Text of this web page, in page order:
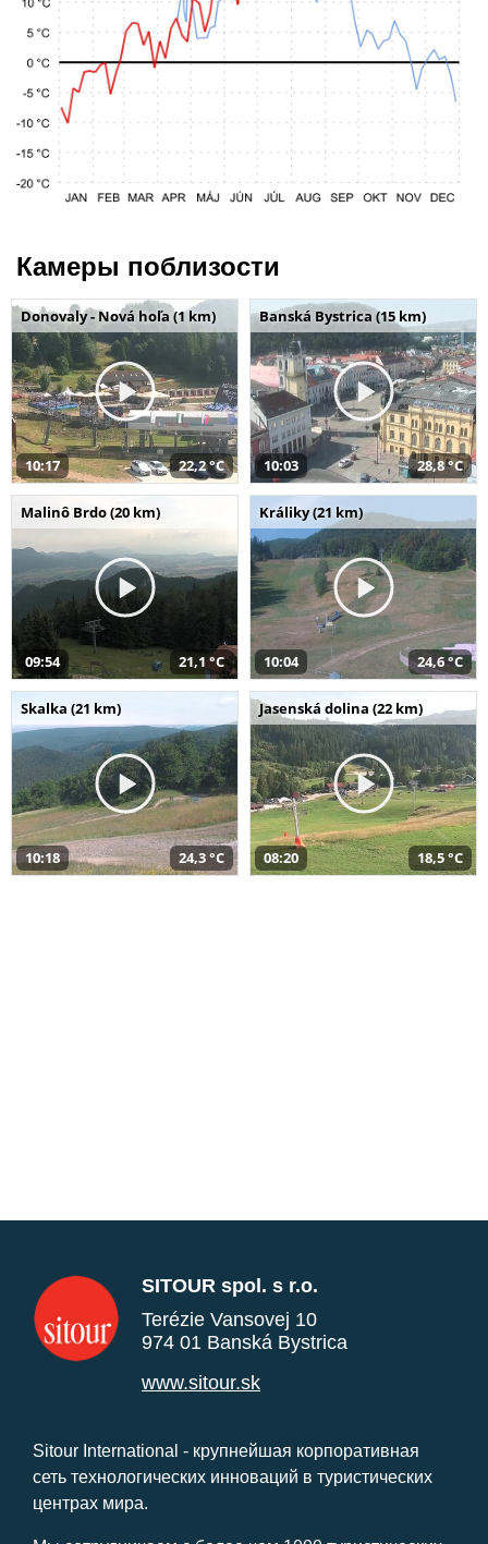
Камеры поблизости
Donovaly - Nová hoľa (1 km)
10:17 22,2 °C
Banská Bystrica (15 km)
10:03 28,8 °C
Malinô Brdo (20 km)
09:54 21,1 °C
Králiky (21 km)
10:04 24,6 °C
Skalka (21 km)
10:18 24,3 °C
Jasenská dolina (22 km)
08:20 18,5 °C
SITOUR spol. s r.o.
Terézie Vansovej 10
974 01 Banská Bystrica
www.sitour.sk
Sitour International - крупнейшая корпоративная
сеть технологических инноваций в туристических
центрах мира.